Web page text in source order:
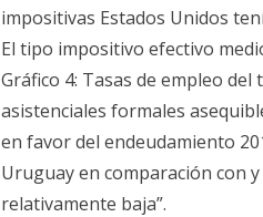
impositivas Estados Unidos
El tipo impositivo efectivo
Gráfico 4: Tasas de empleo
asistenciales formales
en favor del endeudamiento
Uruguay en comparación con
relativamente baja”.